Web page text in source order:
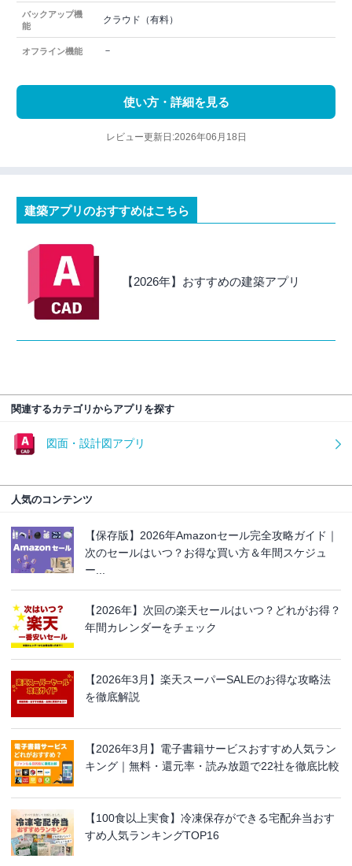
バックアップ機
能
クラウド（有料）
オフライン機能 －
使い方・詳細を見る
レビュー更新日:2026年06月18日
建築アプリのおすすめはこちら
【2026年】おすすめの建築アプリ
関連するカテゴリからアプリを探す
図面・設計図アプリ
人気のコンテンツ
【保存版】2026年Amazonセール完全攻略ガイド｜
次のセールはいつ？お得な買い方＆年間スケジュ
ー...
【2026年】次回の楽天セールはいつ？どれがお得？
年間カレンダーをチェック
【2026年3月】楽天スーパーSALEのお得な攻略法
を徹底解説
【2026年3月】電子書籍サービスおすすめ人気ラン
キング｜無料・還元率・読み放題で22社を徹底比較
【100食以上実食】冷凍保存ができる宅配弁当おす
すめ人気ランキングTOP16